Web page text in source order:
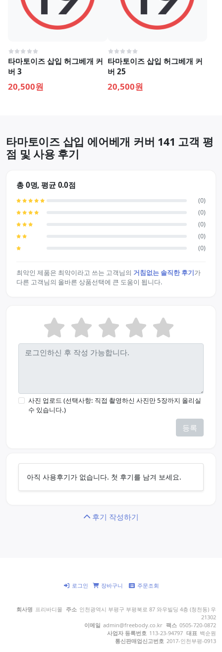
타마토이즈 삽입 허그베개 커
버 3
20,500원
타마토이즈 삽입 허그베개 커
버 25
20,500원
타마토이즈 삽입 에어베개 커버 141 고객 평
점 및 사용 후기
총 0명, 평균 0.0점
(0)
(0)
(0)
(0)
(0)
최악인 제품은 최악이라고 쓰는 고객님의 거침없는 솔직한 후기가
다른 고객님의 올바른 상품선택에 큰 도움이 됩니다.
사진 업로드 (선택사항: 직접 촬영하신 사진만 5장까지 올리실
수 있습니다.)
등록
아직 사용후기가 없습니다. 첫 후기를 남겨 보세요.
후기 작성하기
로그인 장바구니 주문조회
회사명 프리바디몰 주소 인천광역시 부평구 부평북로 87 와우빌딩 4층 (청천동) 우
21302
이메일 admin@freebody.co.kr 팩스 0505-720-0872
사업자 등록번호 113-23-94797 대표 백순원
통신판매업신고번호 2017-인천부평-0913